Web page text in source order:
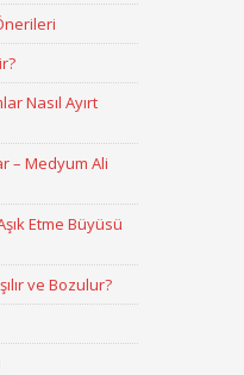
Nasıl Ayırt
– Medyum Ali
Etme Büyüsü
ve Bozulur?